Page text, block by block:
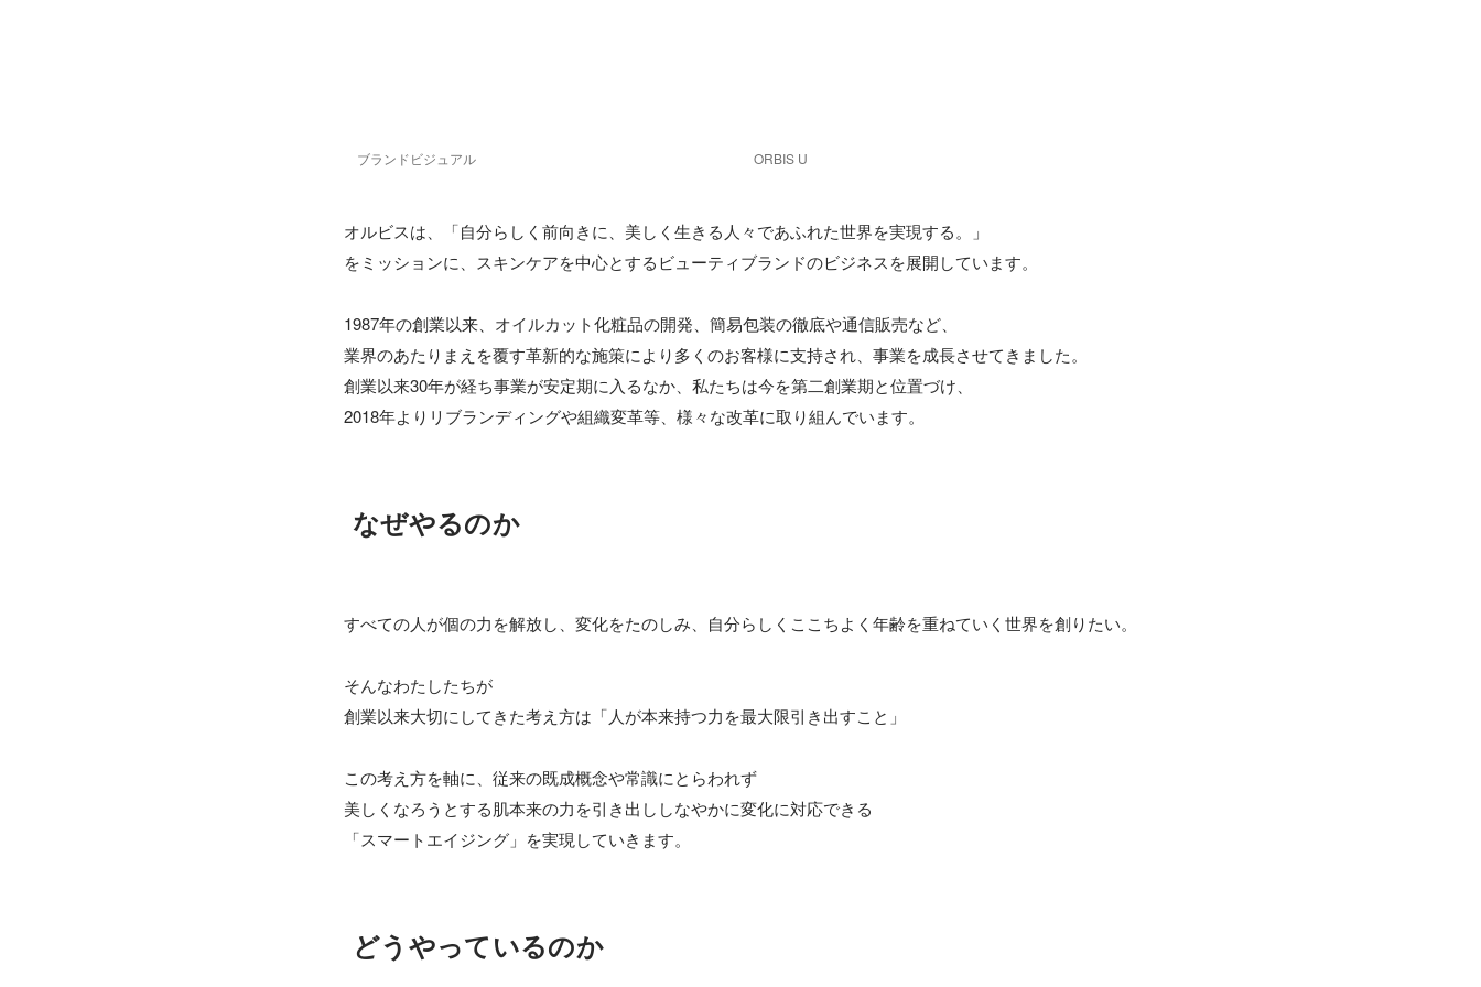
ブランドビジュアル ORBIS U
オルビスは、「自分らしく前向きに、美しく生きる人々であふれた世界を実現する。」
をミッションに、スキンケアを中心とするビューティブランドのビジネスを展開しています。
1987年の創業以来、オイルカット化粧品の開発、簡易包装の徹底や通信販売など、
業界のあたりまえを覆す革新的な施策により多くのお客様に支持され、事業を成長させてきました。
創業以来30年が経ち事業が安定期に入るなか、私たちは今を第二創業期と位置づけ、
2018年よりリブランディングや組織変革等、様々な改革に取り組んでいます。
なぜやるのか
すべての人が個の力を解放し、変化をたのしみ、自分らしくここちよく年齢を重ねていく世界を創りたい。
そんなわたしたちが
創業以来大切にしてきた考え方は「人が本来持つ力を最大限引き出すこと」
この考え方を軸に、従来の既成概念や常識にとらわれず
美しくなろうとする肌本来の力を引き出ししなやかに変化に対応できる
「スマートエイジング」を実現していきます。
どうやっているのか